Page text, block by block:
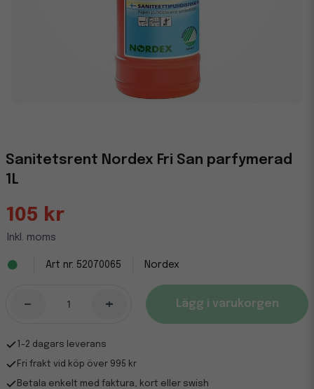
Sanitetsrent Nordex Fri San parfymerad
1L
105 kr
Inkl. moms
52070065 Nordex
- + Lägg i varukorgen
1-2 dagars leverans
Fri frakt vid köp över 995 kr
Betala enkelt med faktura, kort eller swish